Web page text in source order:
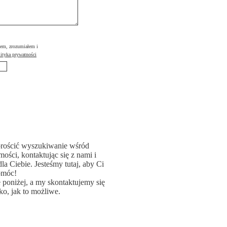
zrozumiałem i
prywatności
wyszukiwanie wśród
kontaktując się z nami i
Ciebie. Jesteśmy tutaj, aby Ci
a my skontaktujemy się
jak to możliwe.